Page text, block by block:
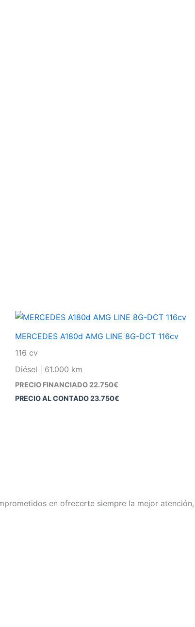
MERCEDES A180d AMG LINE 8G-DCT 116cv
116 cv
Diésel | 61.000 km
PRECIO FINANCIADO 22.750€
PRECIO AL CONTADO23.750€
en ofrecerte siempre la mejor